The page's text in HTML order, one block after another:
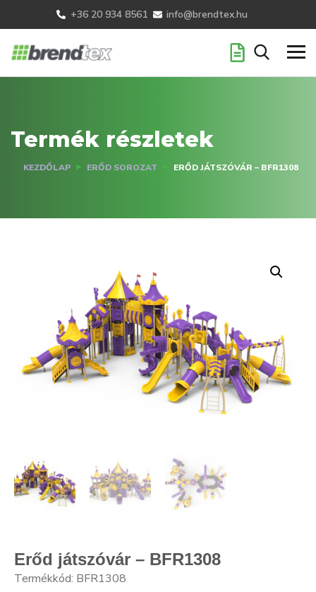
+36 20 934 8561 info@brendtex.hu
Termék részletek
KEZDŐLAP ERŐD SOROZAT ERŐD JÁTSZÓVÁR – BFR1308
Erőd játszóvár – BFR1308
Termékkód: BFR1308